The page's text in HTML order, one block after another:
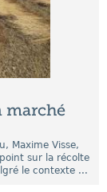
marché
Maxime Visse,
sur la récolte
le contexte ...